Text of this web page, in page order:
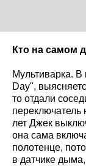
Кто на самом
Мультиварка.
Day",
то отдали
переключатель
лет Джек
она сама
полотенце,
в датчике